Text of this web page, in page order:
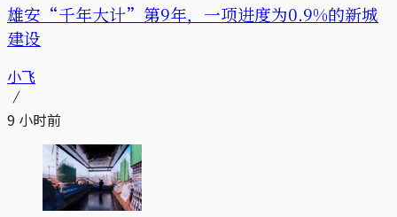
雄安“千年大计”第9年，一项进度为0.9%的新城
建设
小飞
9 小时前